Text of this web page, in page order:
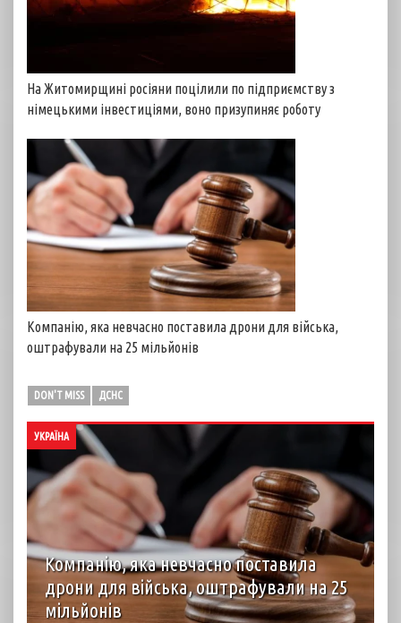
На Житомирщині росіяни поцілили по підприємству з
німецькими інвестиціями, воно призупиняє роботу
Компанію, яка невчасно поставила дрони для війська,
оштрафували на 25 мільйонів
DON'T MISS ДСНС
УКРАЇНА
Компанію, яка невчасно поставила
дрони для війська, оштрафували на 25
мільйонів